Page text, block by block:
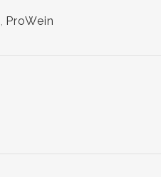
, ProWein